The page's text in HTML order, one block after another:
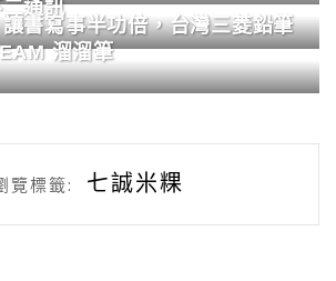
通訊
書寫事半功倍，台灣三菱鉛筆
溜溜筆
覽標籤: 七誠米粿